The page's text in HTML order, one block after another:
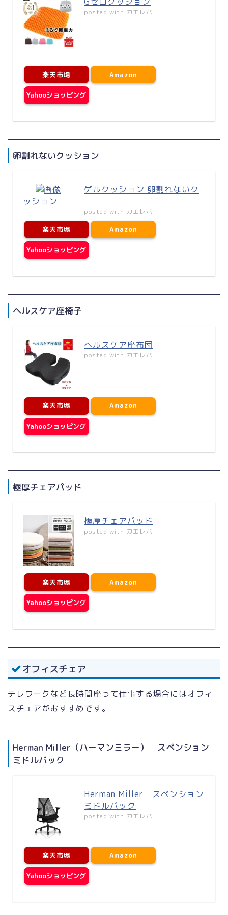
posted with カエレバ
楽天市場 Amazon
Yahooショッピング
卵割れないクッション
ゲルクッション 卵割れないク
ッション
posted with カエレバ
楽天市場 Amazon
Yahooショッピング
ヘルスケア座椅子
ヘルスケア座布団
posted with カエレバ
楽天市場 Amazon
Yahooショッピング
極厚チェアパッド
極厚チェアパッド
posted with カエレバ
楽天市場 Amazon
Yahooショッピング
オフィスチェア
テレワークなど長時間座って仕事する場合にはオフィ
スチェアがおすすめです。
Herman Miller（ハーマンミラー） スペンション
ミドルバック
Herman Miller スペンション
ミドルバック
posted with カエレバ
楽天市場 Amazon
Yahooショッピング